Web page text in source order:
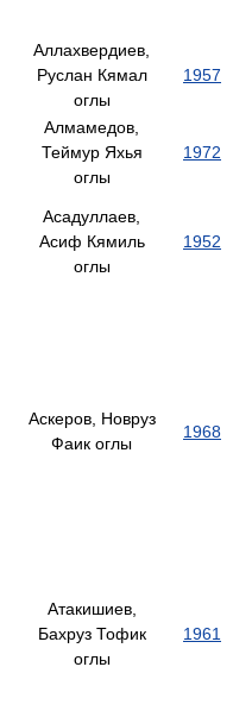
Аллахвердиев,
Руслан Кямал
оглы
1957
Алмамедов,
Теймур Яхья
оглы
1972
Асадуллаев,
Асиф Кямиль
оглы
1952
Аскеров, Новруз
Фаик оглы
1968
Атакишиев,
Бахруз Тофик
оглы
1961